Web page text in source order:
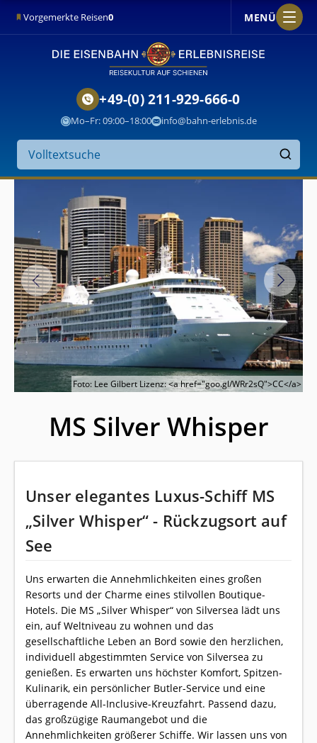
Vorgemerkte Reisen0 MENÜ
Suche
auf
der
Finden
+49-(0) 211-929-666-0
Mo–Fr: 09:00–18:00 info@bahn-erlebnis.de
MS
Silver
Whisper
Foto: Lee Gilbert Lizenz: <a href="goo.gl/WRr2sQ">CC</a>
MS Silver Whisper
Unser elegantes Luxus-Schiff MS
„Silver Whisper“ - Rückzugsort auf
See
Uns erwarten die Annehmlichkeiten eines großen
Resorts und der Charme eines stilvollen Boutique-
Hotels. Die MS „Silver Whisper“ von Silversea lädt uns
ein, auf Weltniveau zu wohnen und das
gesellschaftliche Leben an Bord sowie den herzlichen,
individuell abgestimmten Service von Silversea zu
genießen. Es erwarten uns höchster Komfort, Spitzen-
Kulinarik, ein persönlicher Butler-Service und eine
überragende All-Inclusive-Kreuzfahrt. Passend dazu,
das großzügige Raumangebot und die
Annehmlichkeiten größerer Schiffe. Wir lassen uns von